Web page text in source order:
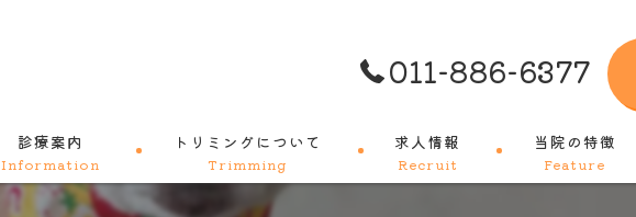
011-886-6377
診療案内
Information
トリミングについて
Trimming
求人情報
Recruit
当院の特徴
Feature